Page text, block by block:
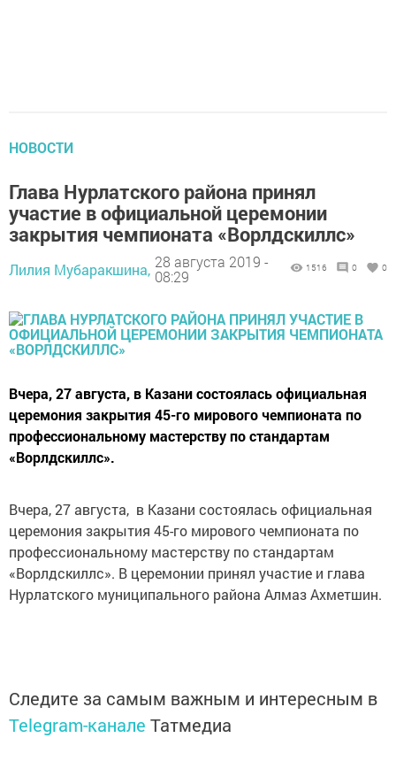
НОВОСТИ
Глава Нурлатского района принял
участие в официальной церемонии
закрытия чемпионата «Ворлдскиллс»
Лилия Мубаракшина, 28 августа 2019 -
08:29
1516 0 0
Вчера, 27 августа, в Казани состоялась официальная
церемония закрытия 45-го мирового чемпионата по
профессиональному мастерству по стандартам
«Ворлдскиллс».
Вчера, 27 августа, в Казани состоялась официальная
церемония закрытия 45-го мирового чемпионата по
профессиональному мастерству по стандартам
«Ворлдскиллс». В церемонии принял участие и глава
Нурлатского муниципального района Алмаз Ахметшин.
Следите за самым важным и интересным в
Telegram-канале Татмедиа